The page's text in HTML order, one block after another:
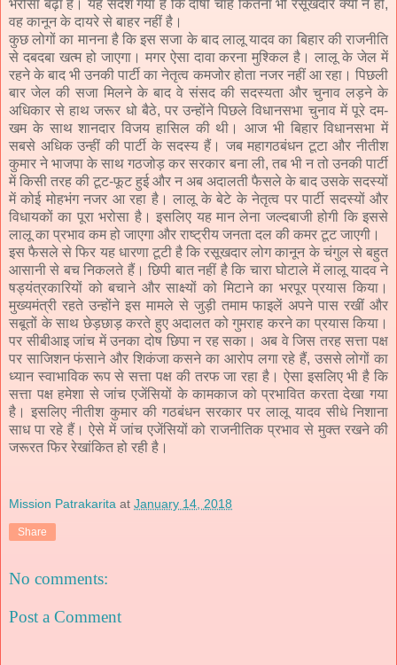
भरोसा बढ़ा है। यह संदेश गया है कि दोषी चाहे कितना भी रसूखदार क्यों न हो,
वह कानून के दायरे से बाहर नहीं है।
कुछ लोगों का मानना है कि इस सजा के बाद लालू यादव का बिहार की राजनीति
से दबदबा खत्म हो जाएगा। मगर ऐसा दावा करना मुश्किल है। लालू के जेल में
रहने के बाद भी उनकी पार्टी का नेतृत्व कमजोर होता नजर नहीं आ रहा। पिछली
बार जेल की सजा मिलने के बाद वे संसद की सदस्यता और चुनाव लड़ने के
अधिकार से हाथ जरूर धो बैठे, पर उन्होंने पिछले विधानसभा चुनाव में पूरे दम-
खम के साथ शानदार विजय हासिल की थी। आज भी बिहार विधानसभा में
सबसे अधिक उन्हीं की पार्टी के सदस्य हैं। जब महागठबंधन टूटा और नीतीश
कुमार ने भाजपा के साथ गठजोड़ कर सरकार बना ली, तब भी न तो उनकी पार्टी
में किसी तरह की टूट-फूट हुई और न अब अदालती फैसले के बाद उसके सदस्यों
में कोई मोहभंग नजर आ रहा है। लालू के बेटे के नेतृत्व पर पार्टी सदस्यों और
विधायकों का पूरा भरोसा है। इसलिए यह मान लेना जल्दबाजी होगी कि इससे
लालू का प्रभाव कम हो जाएगा और राष्ट्रीय जनता दल की कमर टूट जाएगी।
इस फैसले से फिर यह धारणा टूटी है कि रसूखदार लोग कानून के चंगुल से बहुत
आसानी से बच निकलते हैं। छिपी बात नहीं है कि चारा घोटाले में लालू यादव ने
षड्यंत्रकारियों को बचाने और साक्ष्यों को मिटाने का भरपूर प्रयास किया।
मुख्यमंत्री रहते उन्होंने इस मामले से जुड़ी तमाम फाइलें अपने पास रखीं और
सबूतों के साथ छेड़छाड़ करते हुए अदालत को गुमराह करने का प्रयास किया।
पर सीबीआइ जांच में उनका दोष छिपा न रह सका। अब वे जिस तरह सत्ता पक्ष
पर साजिशन फंसाने और शिकंजा कसने का आरोप लगा रहे हैं, उससे लोगों का
ध्यान स्वाभाविक रूप से सत्ता पक्ष की तरफ जा रहा है। ऐसा इसलिए भी है कि
सत्ता पक्ष हमेशा से जांच एजेंसियों के कामकाज को प्रभावित करता देखा गया
है। इसलिए नीतीश कुमार की गठबंधन सरकार पर लालू यादव सीधे निशाना
साध पा रहे हैं। ऐसे में जांच एजेंसियों को राजनीतिक प्रभाव से मुक्त रखने की
जरूरत फिर रेखांकित हो रही है।
Mission Patrakarita at January 14, 2018
Share
No comments:
Post a Comment